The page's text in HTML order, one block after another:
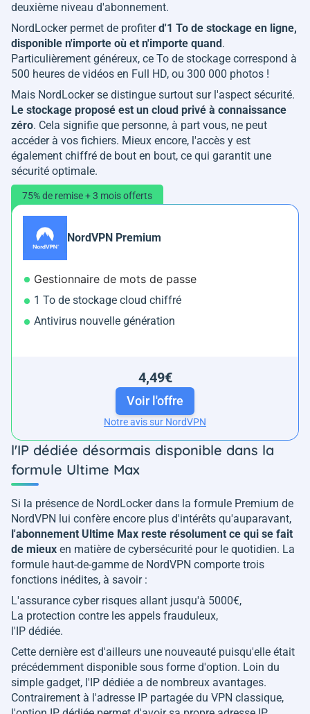
deuxième niveau d'abonnement.
NordLocker permet de profiterd'1 To de stockage en ligne,
disponible n'importe où et n'importe quand .
Particulièrement généreux, ce To de stockage correspond à
500 heures de vidéos en Full HD, ou 300 000 photos !
Mais NordLocker se distingue surtout sur l'aspect sécurité.
Le stockage proposé est un cloud privé à connaissance
zéro. Cela signifie que personne, à part vous, ne peut
accéder à vos fichiers. Mieux encore, l'accès y est
également chiffré de bout en bout, ce qui garantit une
sécurité optimale.
75% de remise + 3 mois offerts
NordVPN Premium
Gestionnaire de mots de passe
1 To de stockage cloud chiffré
Antivirus nouvelle génération
4,49€
Voir l'offre
Notre avis sur NordVPN
l'IP dédiée désormais disponible dans la
formule Ultime Max
Si la présence de NordLocker dans la formule Premium de
NordVPN lui confère encore plus d'intérêts qu'auparavant,
l'abonnement Ultime Max reste résolument ce qui se fait
de mieux en matière de cybersécurité pour le quotidien. La
formule haut-de-gamme de NordVPN comporte trois
fonctions inédites, à savoir :
L'assurance cyber risques allant jusqu'à 5000€,
La protection contre les appels frauduleux,
l'IP dédiée.
Cette dernière est d'ailleurs une nouveauté puisqu'elle était
précédemment disponible sous forme d'option. Loin du
simple gadget, l'IP dédiée a de nombreux avantages.
Contrairement à l'adresse IP partagée du VPN classique,